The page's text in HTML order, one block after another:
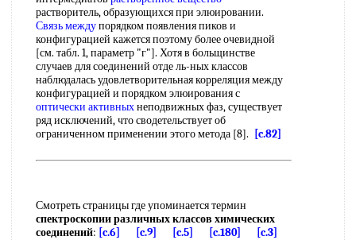
растворитель, образующихся при элюировании.
Связь междупорядком появления пиков и
конфигурацией кажется поэтому более очевидной
[см. табл. 1, параметр "г"]. Хотя в больщинстве
случаев для соединений отде ль-ных классов
наблюдалась удовлетворительная корреляция между
конфигурацией и порядком элюирования с
оптически активныхнеподвижных фаз, существует
ряд исключений, что сводетельствует об
ограниченном применении этого метода [8].
[c.82]
Смотреть страницы где упоминается термин
спектроскопии различных классов химических
соединений: [c.6] [c.9] [c.5] [c.180] [c.3]